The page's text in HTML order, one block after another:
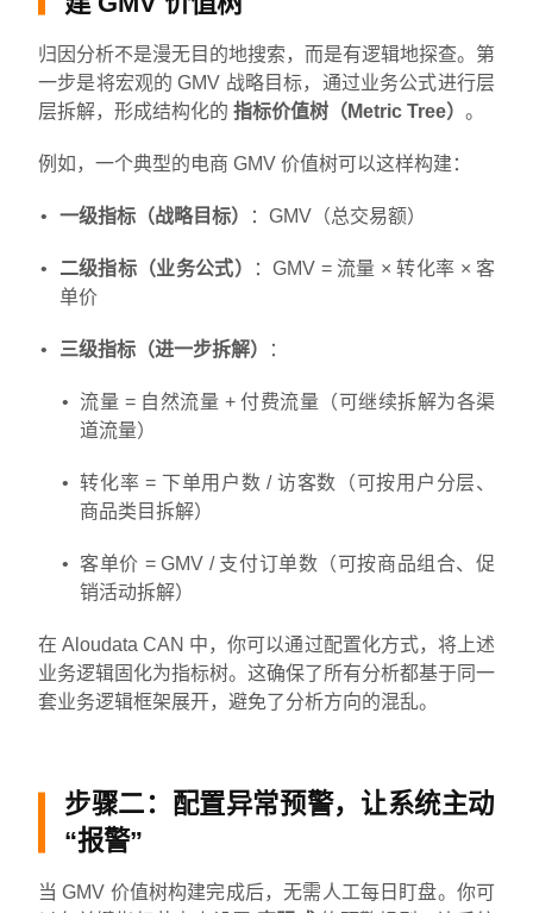
归因分析不是漫无目的地搜索，而是有逻辑地探查。第
一步是将宏观的 GMV 战略目标，通过业务公式进行层
层拆解，形成结构化的 指标价值树（Metric Tree） 。
例如，一个典型的电商 GMV 价值树可以这样构建：
一级指标（战略目标） ：GMV（总交易额）
二级指标（业务公式）
：GMV = 流量 × 转化率 × 客
单价
三级指标（进一步拆解） ：
流量 = 自然流量 + 付费流量（可继续拆解为各渠
道流量）
转化率 = 下单用户数 / 访客数（可按用户分层、
商品类目拆解）
客单价 = GMV / 支付订单数（可按商品组合、促
销活动拆解）
在 Aloudata CAN 中，你可以通过配置化方式，将上述
业务逻辑固化为指标树。这确保了所有分析都基于同一
套业务逻辑框架展开，避免了分析方向的混乱。
步骤二：配置异常预警，让系统主动
“报警”
当 GMV 价值树构建完成后，无需人工每日盯盘。你可